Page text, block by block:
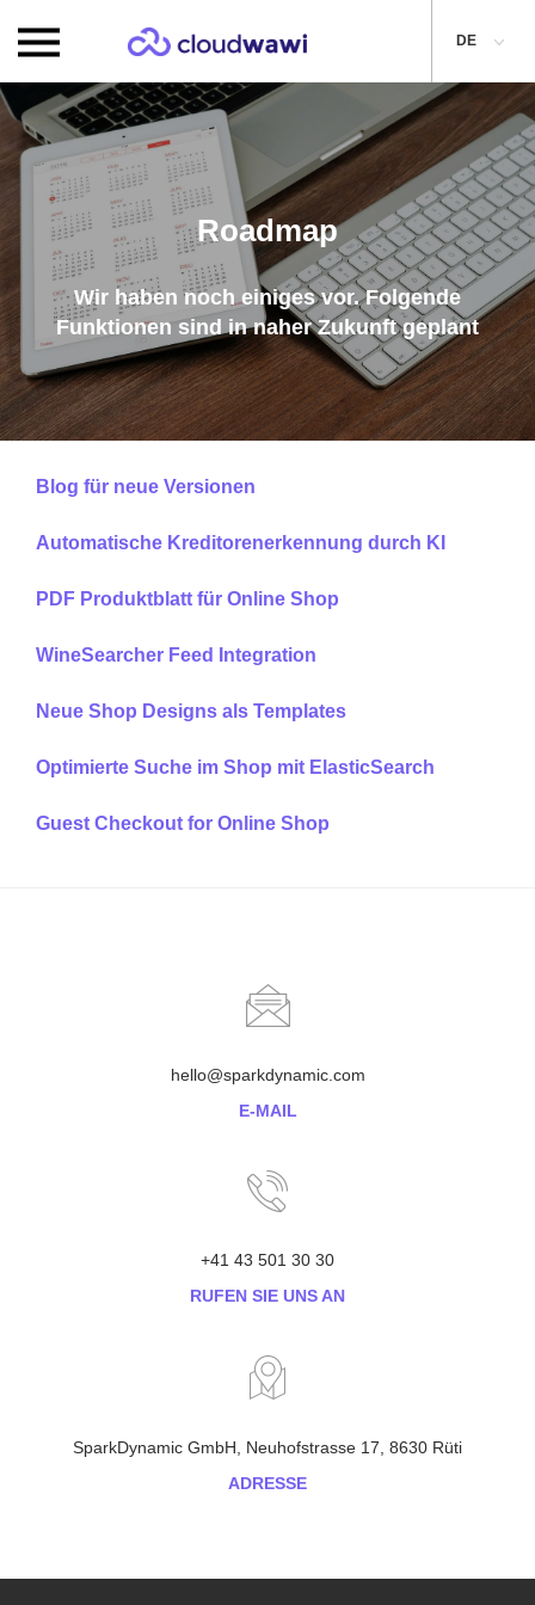
DE
Roadmap
Wir haben noch einiges vor. Folgende
Funktionen sind in naher Zukunft geplant
Blog für neue Versionen
Automatische Kreditorenerkennung durch KI
PDF Produktblatt für Online Shop
WineSearcher Feed Integration
Neue Shop Designs als Templates
Optimierte Suche im Shop mit ElasticSearch
Guest Checkout for Online Shop
hello@sparkdynamic.com
E-MAIL
+41 43 501 30 30
RUFEN SIE UNS AN
SparkDynamic GmbH, Neuhofstrasse 17, 8630 Rüti
ADRESSE